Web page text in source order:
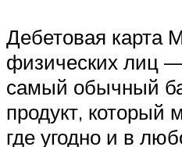
Дебетовая карта
физических лиц
самый обычный
продукт, который
где угодно и в